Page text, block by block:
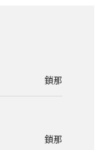
鎖那
鎖那